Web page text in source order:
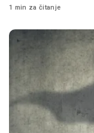
1 min za čitanje